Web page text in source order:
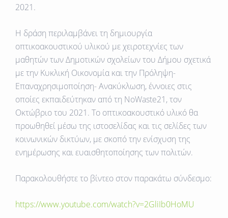
2021.
Η δράση περιλαμβάνει τη δημιουργία
οπτικοακουστικού υλικού με χειροτεχνίες των
μαθητών των Δημοτικών σχολείων του Δήμου σχετικά
με την Κυκλική Οικονομία και την Πρόληψη-
Επαναχρησιμοποίηση- Ανακύκλωση, έννοιες στις
οποίες εκπαιδεύτηκαν από τη NoWaste21, τον
Οκτώβριο του 2021. Το οπτικοακουστικό υλικό θα
προωθηθεί μέσω της ιστοσελίδας και τις σελίδες των
κοινωνικών δικτύων, με σκοπό την ενίσχυση της
ενημέρωσης και ευαισθητοποίησης των πολιτών.
Παρακολουθήστε το βίντεο στον παρακάτω σύνδεσμο:
https://www.youtube.com/watch?v=2GliIb0HoMU